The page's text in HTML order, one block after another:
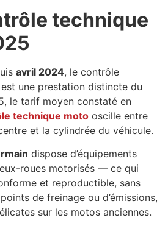
technique
avril 2024, le contrôle
une prestation distincte du
le tarif moyen constaté en
technique moto oscille entre
et la cylindrée du véhicule.
dispose d’équipements
roues motorisés — ce qui
et reproductible, sans
de freinage ou d’émissions,
sur les motos anciennes.